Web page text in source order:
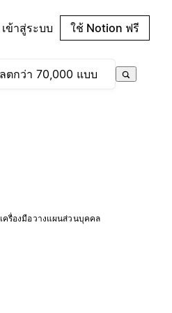
เข้าสู่ระบบ ใช้ Notion ฟรี
เครื่องมือวางแผนส่วนบุคคล